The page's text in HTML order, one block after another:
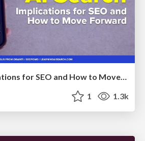
AI Search: Implications for SEO and How to Move Forward - #ShenzhenSEOConference
1 1.3k